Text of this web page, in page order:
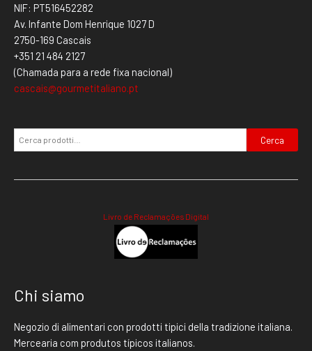
NIF: PT516452282
Av. Infante Dom Henrique 1027 D
2750-169 Cascais
+351 21 484 2127
(Chamada para a rede fixa nacional)
cascais@gourmetitaliano.pt
Cerca
Livro de Reclamações Digital
Chi siamo
Negozio di alimentari con prodotti tipici della tradizione italiana.
Mercearia com produtos típicos italianos.